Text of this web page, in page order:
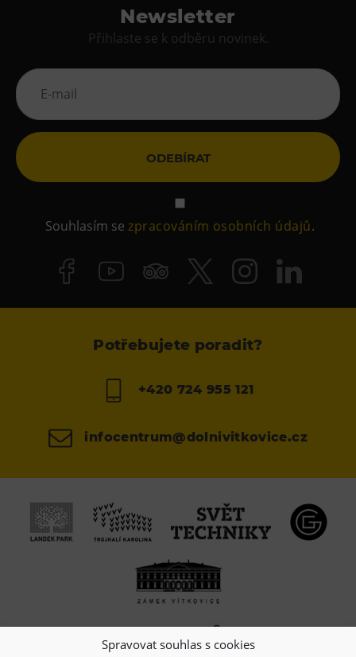
Spravovat souhlas s cookies
Newsletter
Přihlaste se k odběru novinek.
ODEBÍRAT
Souhlasím sezpracováním osobních údajů.
Potřebujete poradit?
+420 724 955 121
infocentrum@dolnivitkovice.cz